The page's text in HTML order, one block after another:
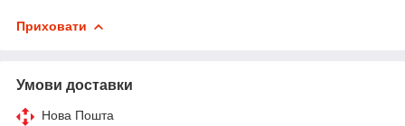
Приховати
Умови доставки
Нова Пошта